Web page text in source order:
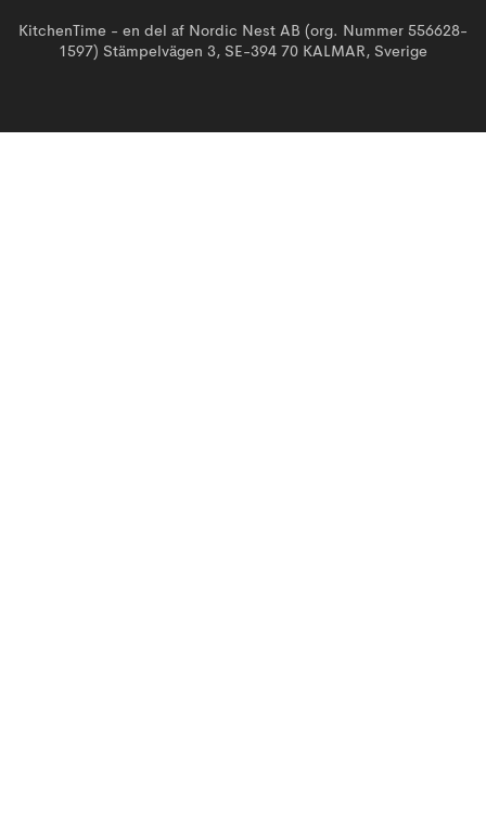
KitchenTime - en del af Nordic Nest AB (org. Nummer 556628-
1597) Stämpelvägen 3, SE-394 70 KALMAR, Sverige